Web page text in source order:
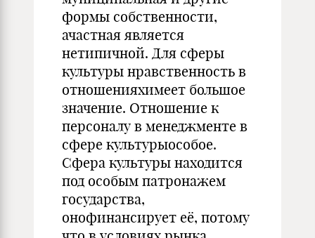
формы собственности,
ачастная является
нетипичной. Для сферы
культуры нравственность в
отношенияхимеет большое
значение. Отношение к
персоналу в менеджменте в
сфере культурыособое.
Сфера культуры находится
под особым патронажем
государства,
онофинансирует её, потому